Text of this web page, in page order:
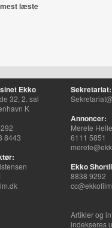
mest læste
Ekko
32, 2. sal
K
8443
Sekretariat:
Annoncer:
Merete
6111 5851
Ekko
8838 9292
Artikler og
indekseres